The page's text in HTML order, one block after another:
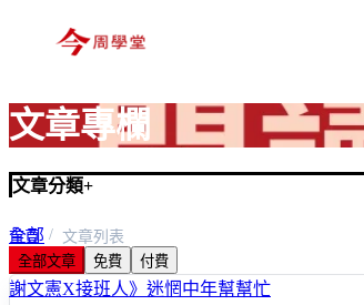
文章專欄
文章分類+
全部
富玩家
謝文憲X接班人》迷惘中年幫幫忙
首頁
文章列表
全部文章
免費 付費